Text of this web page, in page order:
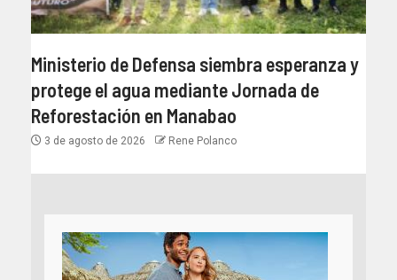
Ministerio de Defensa siembra esperanza y
protege el agua mediante Jornada de
Reforestación en Manabao
3 de agosto de 2026 Rene Polanco